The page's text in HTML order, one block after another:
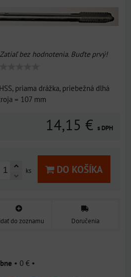
Zatiaľ bez hodnotenia. Buďte prvý!
priama drážka, priebežná dlhá
= 107 mm
14,15 € s DPH
ks DO KOŠÍKA
do zoznamu Doručenia
• 0 € •